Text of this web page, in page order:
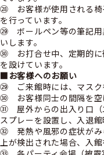
㉘ お客様が使用される椅
を行っています。
㉙ ボールペン等の筆記用
いします。
㉚ お打合せ中、定期的に
を設けています。
■お客様へのお願い
㉙ ご来館時には、マスク
㉚ お客様同士の間隔を空
㉛ 屋外からの出入り口（
スプレーを設置し、入退
㉜ 発熱や風邪の症状が
上が検出された場合、入館